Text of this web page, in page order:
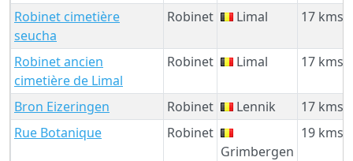
Robinet cimetière
seucha
Robinet Limal 17 kms
Robinet ancien
cimetière de Limal
Robinet Limal 17 kms
Bron Eizeringen Robinet Lennik
17 kms
Rue Botanique
Robinet
Grimbergen
19 kms